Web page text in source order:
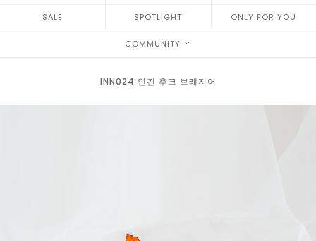
SALE SPOTLIGHT ONLY FOR YOU
COMMUNITY
INN024 인견 후크 브래지어